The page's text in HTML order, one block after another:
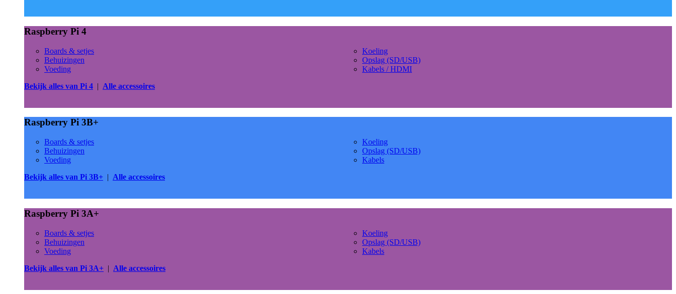
Raspberry Pi 4
Boards & setjes
Behuizingen
Voeding
Koeling
Opslag (SD/USB)
Kabels / HDMI
Bekijk alles van Pi 4 | Alle accessoires
Raspberry Pi 3B+
Boards & setjes
Behuizingen
Voeding
Koeling
Opslag (SD/USB)
Kabels
Bekijk alles van Pi 3B+ | Alle accessoires
Raspberry Pi 3A+
Boards & setjes
Behuizingen
Voeding
Koeling
Opslag (SD/USB)
Kabels
Bekijk alles van Pi 3A+ | Alle accessoires